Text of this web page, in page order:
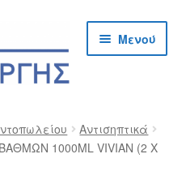
Μενού
Αντισηπτικά
1000ML VIVIAN (2 Χ